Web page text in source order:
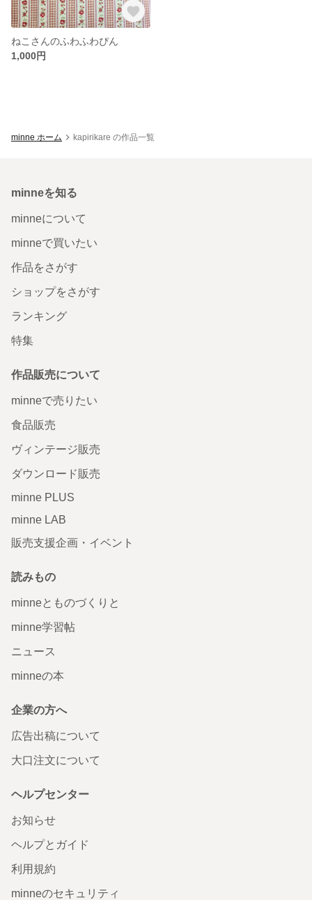
ねこさんのふわふわぴん
1,000円
minne ホーム kapirikare の作品一覧
minneを知る
minneについて
minneで買いたい
作品をさがす
ショップをさがす
ランキング
特集
作品販売について
minneで売りたい
食品販売
ヴィンテージ販売
ダウンロード販売
minne PLUS
minne LAB
販売支援企画・イベント
読みもの
minneとものづくりと
minne学習帖
ニュース
minneの本
企業の方へ
広告出稿について
大口注文について
ヘルプセンター
お知らせ
ヘルプとガイド
利用規約
minneのセキュリティ